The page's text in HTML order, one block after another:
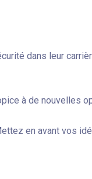
dans leur
à de nouvelles
en avant vos